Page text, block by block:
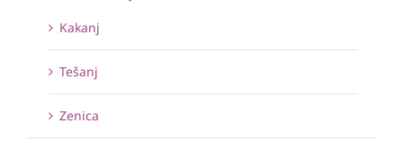
Kakanj
Tešanj
Zenica